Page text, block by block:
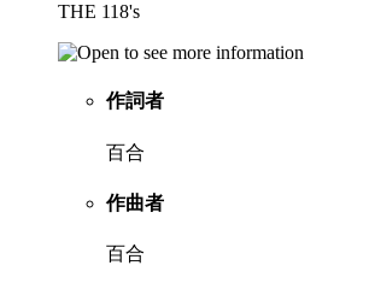
THE 118's
作詞者
百合
作曲者
百合